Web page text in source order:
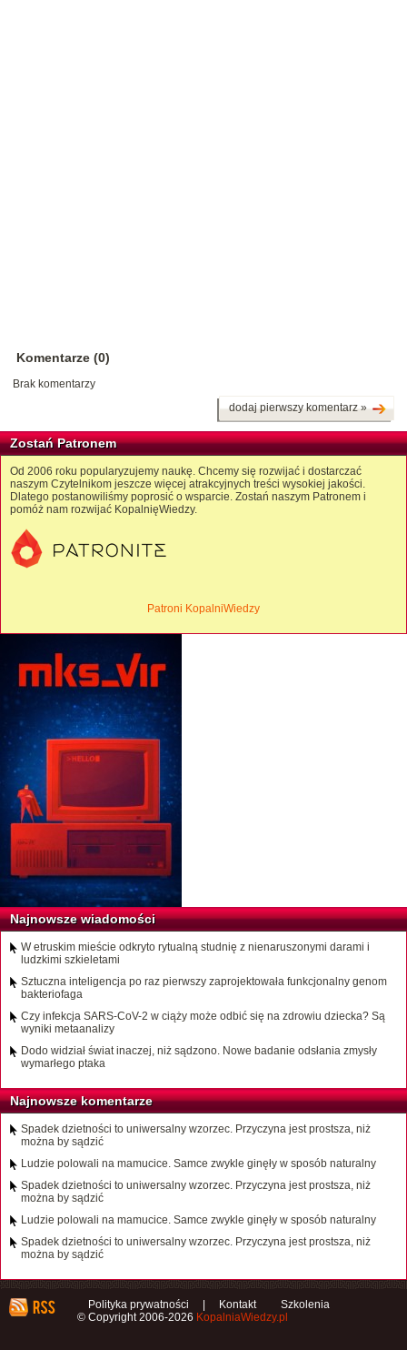
Komentarze (0)
Brak komentarzy
dodaj pierwszy komentarz »
Zostań Patronem
Od 2006 roku popularyzujemy naukę. Chcemy się rozwijać i dostarczać
naszym Czytelnikom jeszcze więcej atrakcyjnych treści wysokiej jakości.
Dlatego postanowiliśmy poprosić o wsparcie. Zostań naszym Patronem i
pomóż nam rozwijać KopalnięWiedzy.
Patroni KopalniWiedzy
Najnowsze wiadomości
W etruskim mieście odkryto rytualną studnię z nienaruszonymi darami i
ludzkimi szkieletami
Sztuczna inteligencja po raz pierwszy zaprojektowała funkcjonalny genom
bakteriofaga
Czy infekcja SARS-CoV-2 w ciąży może odbić się na zdrowiu dziecka? Są
wyniki metaanalizy
Dodo widział świat inaczej, niż sądzono. Nowe badanie odsłania zmysły
wymarłego ptaka
Najnowsze komentarze
Spadek dzietności to uniwersalny wzorzec. Przyczyna jest prostsza, niż
można by sądzić
Ludzie polowali na mamucice. Samce zwykle ginęły w sposób naturalny
Spadek dzietności to uniwersalny wzorzec. Przyczyna jest prostsza, niż
można by sądzić
Ludzie polowali na mamucice. Samce zwykle ginęły w sposób naturalny
Spadek dzietności to uniwersalny wzorzec. Przyczyna jest prostsza, niż
można by sądzić
Polityka prywatności Kontakt
Szkolenia
© Copyright 2006-2026 KopalniaWiedzy.pl